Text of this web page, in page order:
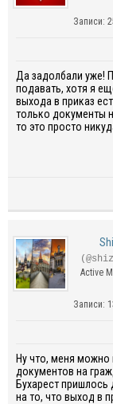
Записи:
Да задолбали уже!
подавать, хотя я
выхода в приказ
только документы
то это просто
Active
Записи:
Ну что, меня можно
документов на
Бухарест
на то, что выход в